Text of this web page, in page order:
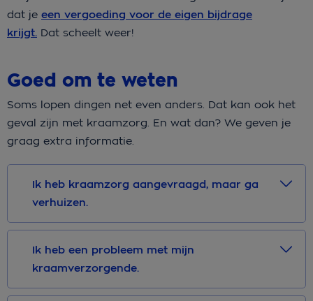
dat je een vergoeding voor de eigen bijdrage
krijgt. Dat scheelt weer!
Goed om te weten
Soms lopen dingen net even anders. Dat kan ook het
geval zijn met kraamzorg. En wat dan? We geven je
graag extra informatie.
Ik heb kraamzorg aangevraagd, maar ga
verhuizen.
Ik heb een probleem met mijn
kraamverzorgende.